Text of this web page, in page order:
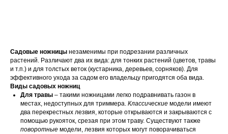
Садовые ножницы незаменимы при подрезании различных
растений. Различают два их вида: для тонких растений (цветов, травы
и т.п.) и для толстых веток (кустарника, деревьев, сорняков). Для
эффективного ухода за садом его владельцу пригодятся оба вида.
Виды садовых ножниц
Для травы – такими ножницами легко подравнивать газон в
местах, недоступных для триммера. Классические модели имеют
два перекрестных лезвия, которые открываются и закрываются с
помощью рукояток, срезая при этом траву. Существуют также
поворотные модели, лезвия которых могут поворачиваться